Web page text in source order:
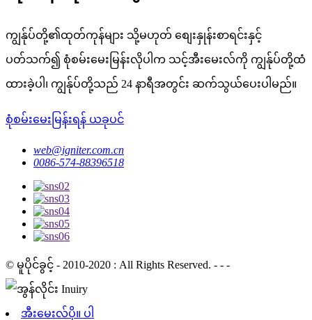
ကျွန်ုပ်တို့၏ထုတ်ကုန်များ သို့မဟုတ် စျေးနှုန်းစာရင်းနှင့်
ပတ်သက်၍ စုံစမ်းမေးမြန်းလိုပါက သင့်အီးမေးလ်ကို ကျွန်ုပ်တို့ထံ
ထားခဲ့ပါ၊ ကျွန်ုပ်တို့သည် 24 နာရီအတွင်း ဆက်သွယ်ပေးပါမည်။
စုံစမ်းမေးမြန်းရန် ယခုပင်
web@igniter.com.cn
0086-574-88396518
© မူပိုင်ခွင့် - 2010-2020 : All Rights Reserved. - - -
အီးမေးလ်ပို။ ပါ